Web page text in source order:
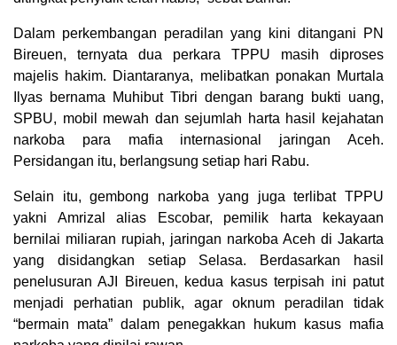
Dalam perkembangan peradilan yang kini ditangani PN
Bireuen, ternyata dua perkara TPPU masih diproses
majelis hakim. Diantaranya, melibatkan ponakan Murtala
Ilyas bernama Muhibut Tibri dengan barang bukti uang,
SPBU, mobil mewah dan sejumlah harta hasil kejahatan
narkoba para mafia internasional jaringan Aceh.
Persidangan itu, berlangsung setiap hari Rabu.
Selain itu, gembong narkoba yang juga terlibat TPPU
yakni Amrizal alias Escobar, pemilik harta kekayaan
bernilai miliaran rupiah, jaringan narkoba Aceh di Jakarta
yang disidangkan setiap Selasa. Berdasarkan hasil
penelusuran AJI Bireuen, kedua kasus terpisah ini patut
menjadi perhatian publik, agar oknum peradilan tidak
“bermain mata” dalam penegakkan hukum kasus mafia